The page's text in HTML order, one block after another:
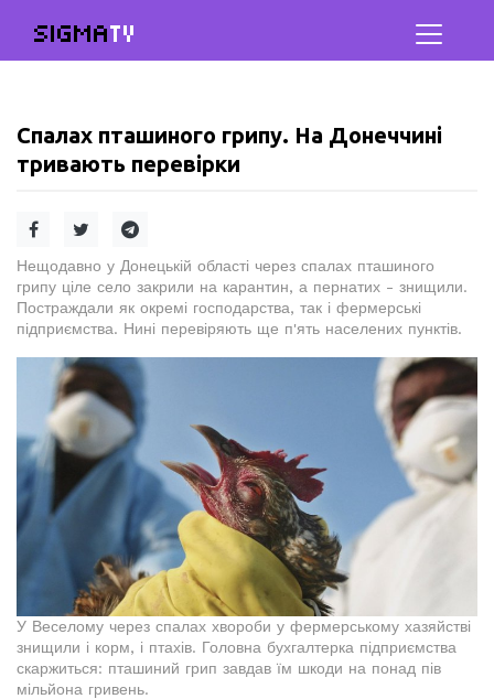
SIGMATV
Спалах пташиного грипу. На Донеччині
тривають перевірки
Нещодавно у Донецькій області через спалах пташиного
грипу ціле село закрили на карантин, а пернатих - знищили.
Постраждали як окремі господарства, так і фермерські
підприємства. Нині перевіряють ще п'ять населених пунктів.
У Веселому через спалах хвороби у фермерському хазяйстві
знищили і корм, і птахів. Головна бухгалтерка підприємства
скаржиться: пташиний грип завдав їм шкоди на понад пів
мільйона гривень.